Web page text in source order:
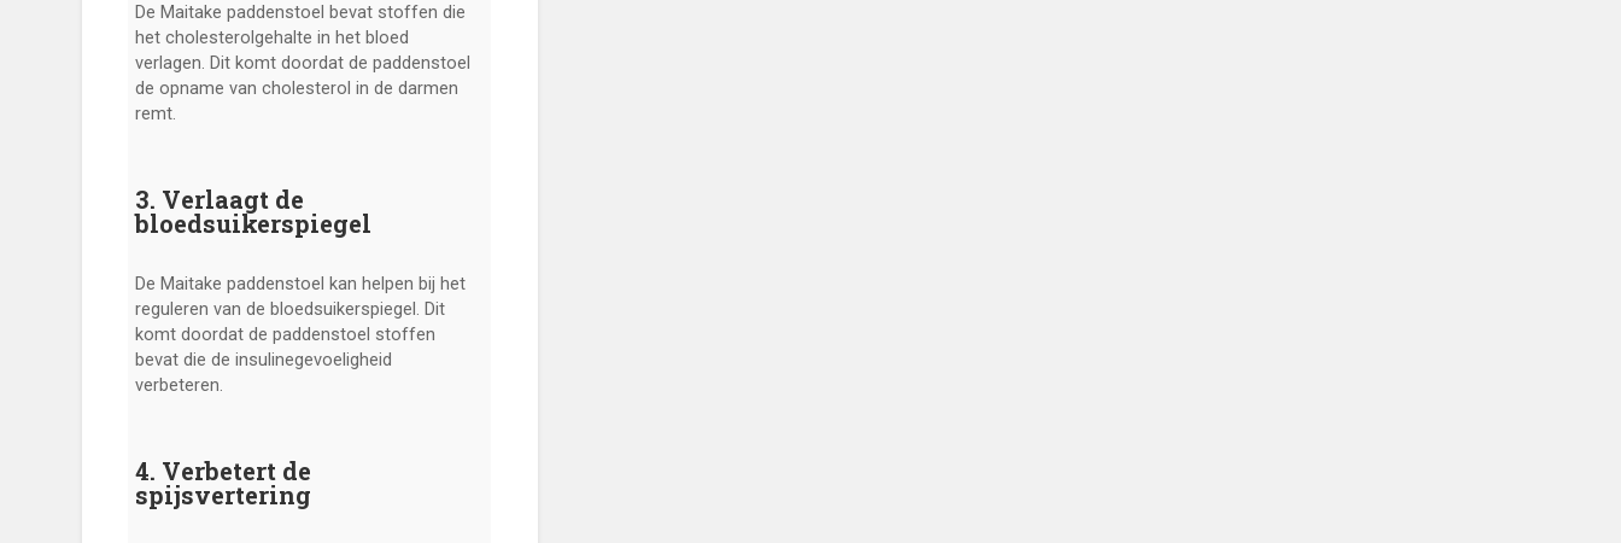
De Maitake paddenstoel bevat stoffen die
het cholesterolgehalte in het bloed
verlagen. Dit komt doordat de paddenstoel
de opname van cholesterol in de darmen
remt.
3. Verlaagt de
bloedsuikerspiegel
De Maitake paddenstoel kan helpen bij het
reguleren van de bloedsuikerspiegel. Dit
komt doordat de paddenstoel stoffen
bevat die de insulinegevoeligheid
verbeteren.
4. Verbetert de
spijsvertering